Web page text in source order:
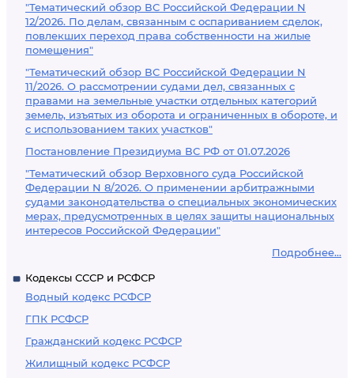
"Тематический обзор ВС Российской Федерации N
12/2026. По делам, связанным с оспариванием сделок,
повлекших переход права собственности на жилые
помещения"
"Тематический обзор ВС Российской Федерации N
11/2026. О рассмотрении судами дел, связанных с
правами на земельные участки отдельных категорий
земель, изъятых из оборота и ограниченных в обороте, и
с использованием таких участков"
Постановление Президиума ВС РФ от 01.07.2026
"Тематический обзор Верховного суда Российской
Федерации N 8/2026. О применении арбитражными
судами законодательства о специальных экономических
мерах, предусмотренных в целях защиты национальных
интересов Российской Федерации"
Подробнее...
Кодексы СССР и РСФСР
Водный кодекс РСФСР
ГПК РСФСР
Гражданский кодекс РСФСР
Жилищный кодекс РСФСР